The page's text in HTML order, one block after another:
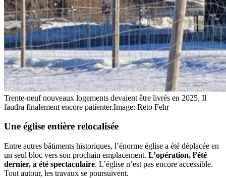
Trente‑neuf nouveaux logements devaient être livrés en 2025. Il
faudra finalement encore patienter.Image: Reto Fehr
Une église entière relocalisée
Entre autres bâtiments historiques, l’énorme église a été déplacée en
un seul bloc vers son prochain emplacement. L’opération, l’été
dernier, a été spectaculaire. L’église n’est pas encore accessible.
Tout autour, les travaux se poursuivent.